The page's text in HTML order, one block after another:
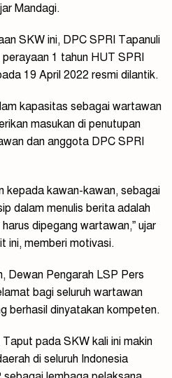
Mandagi.
SKW ini, DPC SPRI Tapanuli
1 tahun HUT SPRI
19 April 2022 resmi dilantik.
kapasitas sebagai wartawan
masukan di penutupan
dan anggota DPC SPRI
kepada kawan-kawan, sebagai
dalam menulis berita adalah
dipegang wartawan,” ujar
ini, memberi motivasi.
Dewan Pengarah LSP Pers
bagi seluruh wartawan
berhasil dinyatakan kompeten.
pada SKW kali ini makin
di seluruh Indonesia